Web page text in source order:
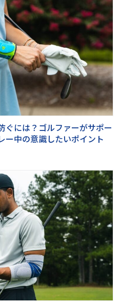
ぐには？ゴルファーがサポー
ー中の意識したいポイント